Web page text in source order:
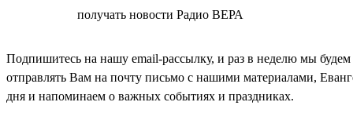
получать новости Радио ВЕРА
Подпишитесь на нашу email-рассылку, и раз в неделю мы будем
отправлять Вам на почту письмо с нашими материалами,
дня и напоминаем о важных событиях и праздниках.